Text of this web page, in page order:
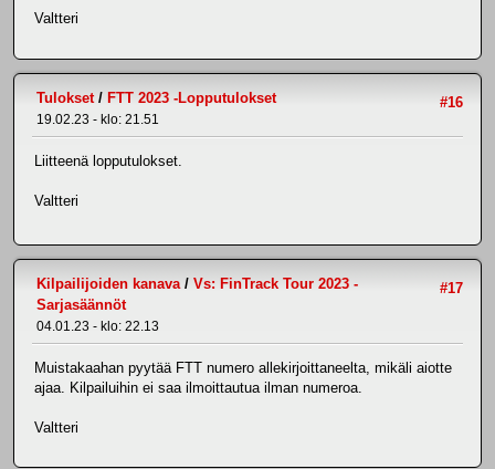
Valtteri
#16
Tulokset/ FTT 2023 -Lopputulokset
19.02.23 - klo: 21.51
Liitteenä lopputulokset.
Valtteri
#17
Kilpailijoiden kanava / Vs: FinTrack Tour 2023 -
Sarjasäännöt
04.01.23 - klo: 22.13
Muistakaahan pyytää FTT numero allekirjoittaneelta, mikäli aiotte
ajaa. Kilpailuihin ei saa ilmoittautua ilman numeroa.
Valtteri